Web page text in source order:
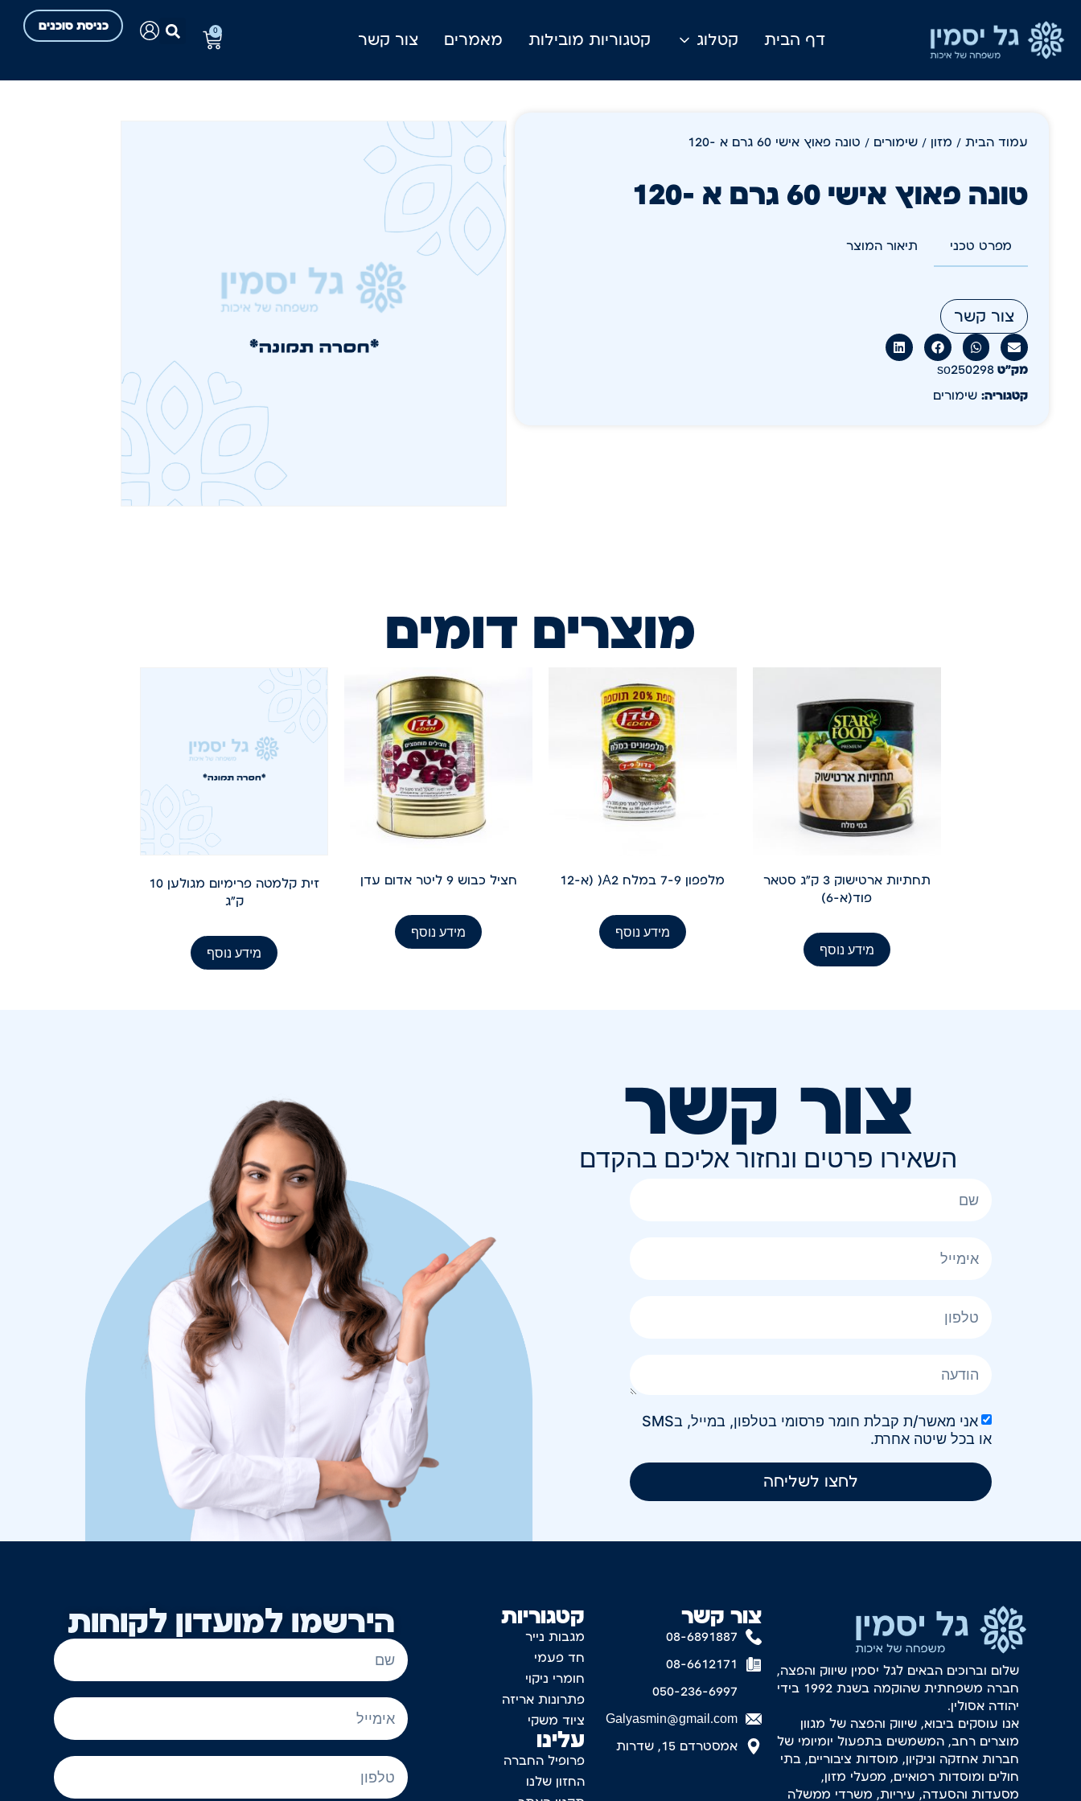
דף הבית קטלוג קטגוריות מובילות מאמרים צור קשר
כניסת סוכנים 0
עמוד הבית / מזון / שימורים / טונה פאוץ אישי 60 גרם א -120
טונה פאוץ אישי 60 גרם א -120
מפרט טכני תיאור המוצר
צור קשר
מק״ט so250298
קטגוריה: שימורים
מוצרים דומים
תחתיות ארטישוק 3 ק"ג סטאר
פוד(א-6)
מידע נוסף
מלפפון 7-9 במלח A2( (א-12
מידע נוסף
חציל כבוש 9 ליטר אדום עדן
מידע נוסף
זית קלמטה פרימיום מגולען 10
ק"ג
מידע נוסף
צור קשר
השאירו פרטים ונחזור אליכם בהקדם
אני מאשר/ת קבלת חומר פרסומי בטלפון, במייל, בSMS
או בכל שיטה אחרת.
לחצו לשליחה
הירשמו למועדון לקוחות קטגוריות
מגבות נייר
חד פעמי
חומרי ניקוי
פתרונות אריזה
ציוד משקי
עלינו
פרופיל החברה
החזון שלנו
צור קשר
08-6891887
08-6612171
050-236-6997
Galyasmin@gmail.com
אמסטרדם 15, שדרות
שלום וברוכים הבאים לגל יסמין שיווק והפצה,
חברה משפחתית שהוקמה בשנת 1992 בידי
יהודה אסולין.
אנו עוסקים ביבוא, שיווק והפצה של מגוון
מוצרים רחב, המשמשים בתפעול יומיומי של
חברות אחזקה וניקיון, מוסדות ציבוריים, בתי
חולים ומוסדות רפואיים, מפעלי מזון,
מסעדות והסעדה, עיריות, משרדי ממשלה